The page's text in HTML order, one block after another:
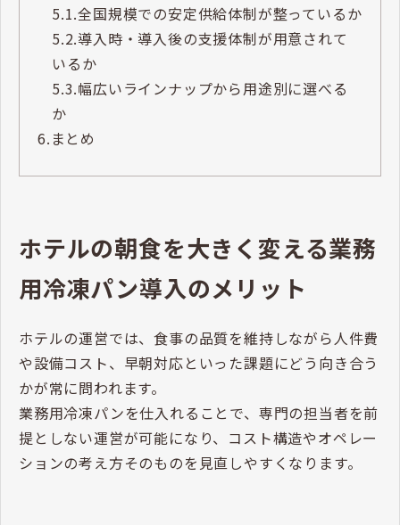
5.1.全国規模での安定供給体制が整っているか
5.2.導入時・導入後の支援体制が用意されて
いるか
5.3.幅広いラインナップから用途別に選べる
か
6. まとめ
ホテルの朝食を大きく変える業務
用冷凍パン導入のメリット
ホテルの運営では、食事の品質を維持しながら人件費
や設備コスト、早朝対応といった課題にどう向き合う
かが常に問われます。
業務用冷凍パンを仕入れることで、専門の担当者を前
提としない運営が可能になり、コスト構造やオペレー
ションの考え方そのものを見直しやすくなります。